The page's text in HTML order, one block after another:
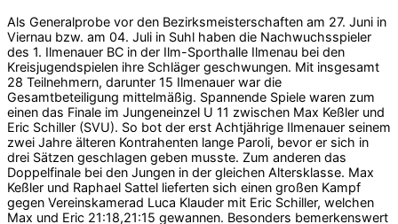
Als Generalprobe vor den Bezirksmeisterschaften am 27. Juni in
Viernau bzw. am 04. Juli in Suhl haben die Nachwuchsspieler
des 1. Ilmenauer BC in der Ilm-Sporthalle Ilmenau bei den
Kreisjugendspielen ihre Schläger geschwungen. Mit insgesamt
28 Teilnehmern, darunter 15 Ilmenauer war die
Gesamtbeteiligung mittelmäßig. Spannende Spiele waren zum
einen das Finale im Jungeneinzel U 11 zwischen Max Keßler und
Eric Schiller (SVU). So bot der erst Achtjährige Ilmenauer seinem
zwei Jahre älteren Kontrahenten lange Paroli, bevor er sich in
drei Sätzen geschlagen geben musste. Zum anderen das
Doppelfinale bei den Jungen in der gleichen Altersklasse. Max
Keßler und Raphael Sattel lieferten sich einen großen Kampf
gegen Vereinskamerad Luca Klauder mit Eric Schiller, welchen
Max und Eric 21:18,21:15 gewannen. Besonders bemerkenswert